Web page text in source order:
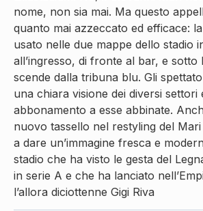
nome, non sia mai. Ma questo
quanto mai azzeccato ed efficace:
usato nelle due mappe dello stadio
all’ingresso, di fronte al bar, e sotto
scende dalla tribuna blu. Gli
una chiara visione dei diversi settori
abbonamento a esse abbinate.
nuovo tassello nel restyling del
a dare un’immagine fresca e
stadio che ha visto le gesta del
in serie A e che ha lanciato
l’allora diciottenne Gigi Riva